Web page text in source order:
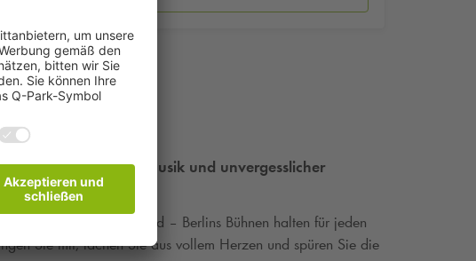
pulsierender Musik und unvergesslicher
begeistert sind – Berlins Bühnen halten für jeden
Sie mit, lachen Sie aus vollem Herzen und spüren Sie die